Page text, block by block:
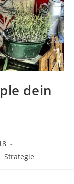
dein
Strategie